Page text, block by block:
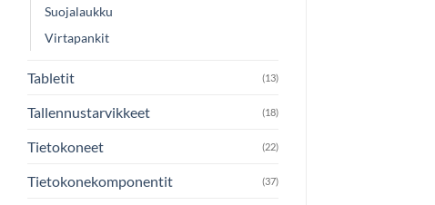
Suojalaukku
Virtapankit
Tabletit (13)
Tallennustarvikkeet (18)
Tietokoneet (22)
Tietokonekomponentit (37)